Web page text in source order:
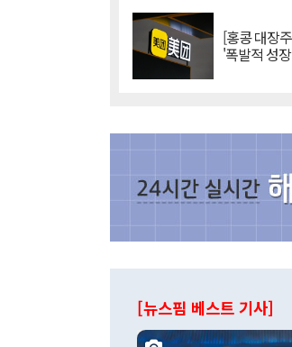
[홍콩 대장
'폭발적 성
[뉴스핌 베스트 기사]